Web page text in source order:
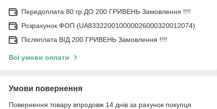
Передоплата 80 гр ДО 200 ГРИВЕНЬ Замовлення !!!!
Розрахунок ФОП (UA833220010000026000320012074)
Післяплата ВІД 200 ГРИВЕНЬ Замовлення !!!!
Всі умови оплати
Умови повернення
Повернення товару впродовж 14 днів за рахунок покупця